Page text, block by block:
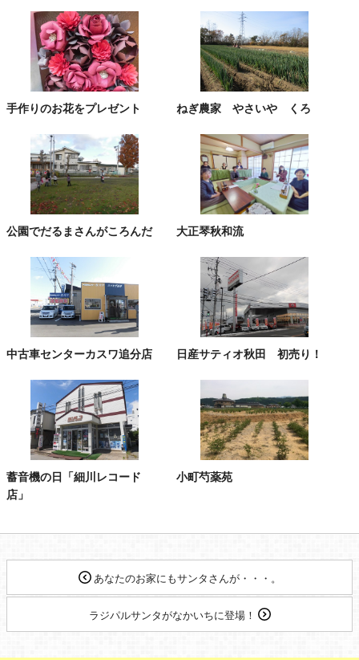
手作りのお花をプレゼント ねぎ農家 やさいや くろ
公園でだるまさんがころんだ 大正琴秋和流
中古車センターカスワ追分店 日産サティオ秋田 初売り！
蓄音機の日「細川レコード
店」
小町芍薬苑
あなたのお家にもサンタさんが・・・。
ラジパルサンタがなかいちに登場！